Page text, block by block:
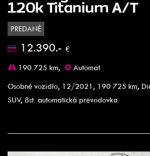
120k Titanium A/T
PREDANÉ
12.390.- €
190.725 km,
Automat
Osobné vozidlo, 12/2021, 190 725 km,
SUV, 8st. automatická prevodovka